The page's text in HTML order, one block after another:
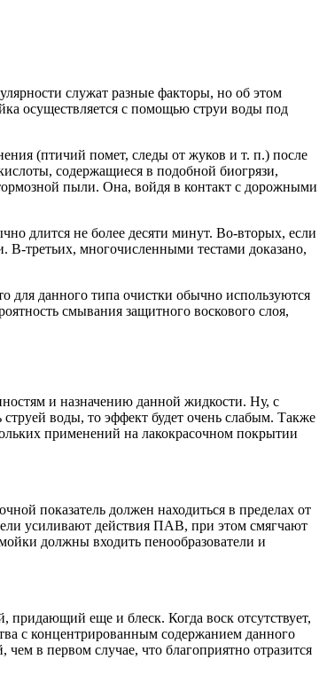
служат разные факторы, но об этом
осуществляется с помощью струи воды под
(птичий помет, следы от жуков и т. п.) после
содержащиеся в подобной биогрязи,
пыли. Она, войдя в контакт с дорожными
длится не более десяти минут. Во-вторых, если
В-третьих, многочисленными тестами доказано,
для данного типа очистки обычно используются
смывания защитного воскового слоя,
и назначению данной жидкости. Ну, с
воды, то эффект будет очень слабым. Также
применений на лакокрасочном покрытии
показатель должен находиться в пределах от
усиливают действия ПАВ, при этом смягчают
должны входить пенообразователи и
придающий еще и блеск. Когда воск отсутствует,
с концентрированным содержанием данного
в первом случае, что благоприятно отразится